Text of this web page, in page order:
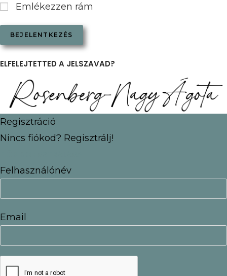
Emlékezzen rám
ELFELEJTETTED A JELSZAVAD?
Regisztráció
Nincs fiókod? Regisztrálj!
Felhasználónév
Email